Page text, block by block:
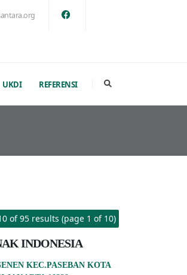
UKDI REFERENSI
of 95 results (page 1 of 10)
INDONESIA
KEC.PASEBAN KOTA